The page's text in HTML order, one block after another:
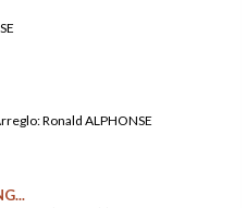
Ronald ALPHONSE